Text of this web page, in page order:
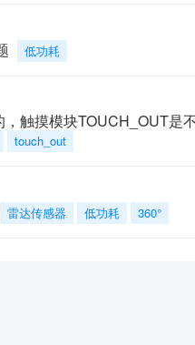
低功耗
触摸模块TOUCH_OUT是
touch_out
雷达传感器 低功耗 360°